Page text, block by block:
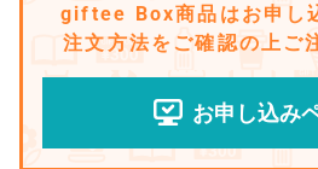
giftee Box商品はお申し
注文方法をご確認の上ご
お申し込み